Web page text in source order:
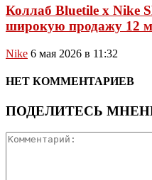
Коллаб Bluetile x Nike
широкую продажу 12
Nike 6 мая 2026 в 11:32
НЕТ КОММЕНТАРИЕВ
ПОДЕЛИТЕСЬ